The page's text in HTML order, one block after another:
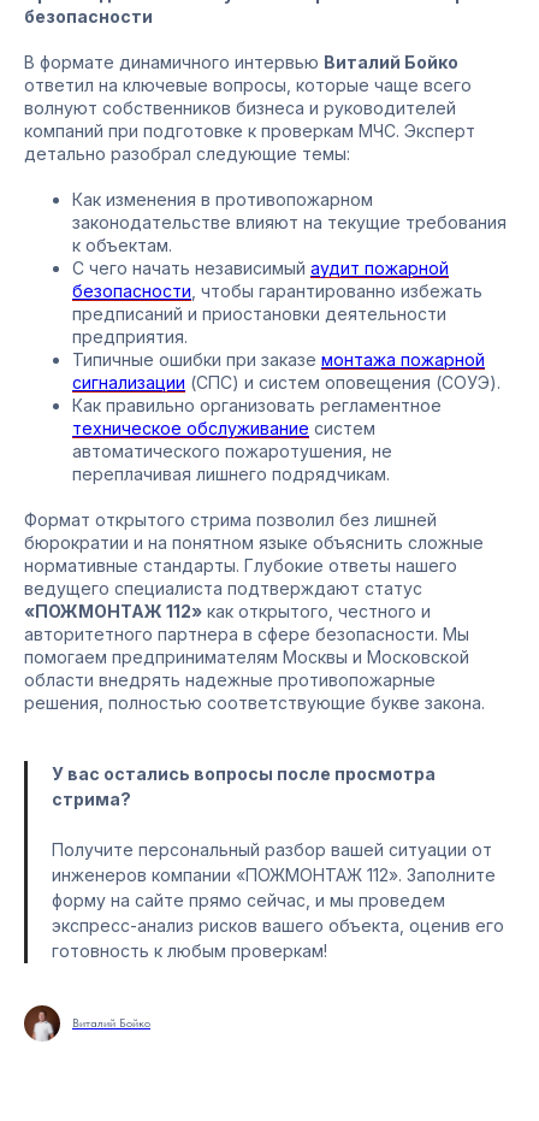
безопасности
В формате динамичного интервью Виталий Бойко
ответил на ключевые вопросы, которые чаще всего
волнуют собственников бизнеса и руководителей
компаний при подготовке к проверкам МЧС. Эксперт
детально разобрал следующие темы:
Как изменения в противопожарном
законодательстве влияют на текущие требования
к объектам.
С чего начать независимый аудит пожарной
безопасности , чтобы гарантированно избежать
предписаний и приостановки деятельности
предприятия.
Типичные ошибки при заказе монтажа пожарной
сигнализации (СПС) и систем оповещения (СОУЭ).
Как правильно организовать регламентное
техническое обслуживание систем
автоматического пожаротушения, не
переплачивая лишнего подрядчикам.
Формат открытого стрима позволил без лишней
бюрократии и на понятном языке объяснить сложные
нормативные стандарты. Глубокие ответы нашего
ведущего специалиста подтверждают статус
«ПОЖМОНТАЖ 112» как открытого, честного и
авторитетного партнера в сфере безопасности. Мы
помогаем предпринимателям Москвы и Московской
области внедрять надежные противопожарные
решения, полностью соответствующие букве закона.
У вас остались вопросы после просмотра
стрима?
Получите персональный разбор вашей ситуации от
инженеров компании «ПОЖМОНТАЖ 112». Заполните
форму на сайте прямо сейчас, и мы проведем
экспресс-анализ рисков вашего объекта, оценив его
готовность к любым проверкам!
Виталий Бойко